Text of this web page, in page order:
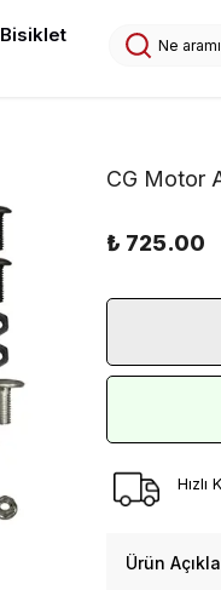
Bisiklet
CG Motor
₺ 725.00
Hızlı
Ürün